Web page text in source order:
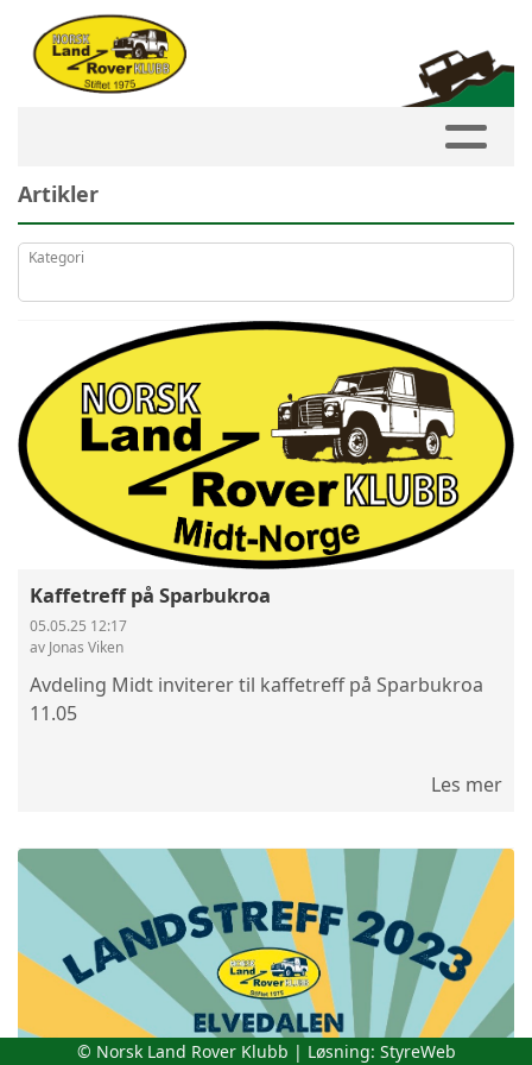
Artikler
Kategori
Kaffetreff på Sparbukroa
05.05.25 12:17
av Jonas Viken
Avdeling Midt inviterer til kaffetreff på Sparbukroa
11.05
Les mer
© Norsk Land Rover Klubb | Løsning: StyreWeb